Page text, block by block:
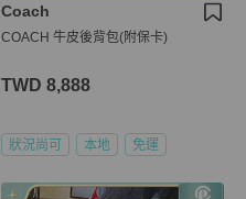
Coach
COACH 牛皮後背包(附保卡)
TWD 8,888
狀況尚可 本地 免運